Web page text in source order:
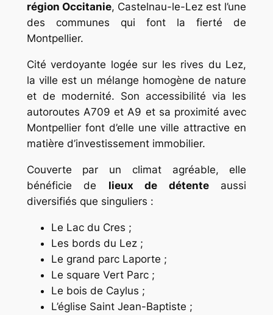
région Occitanie, Castelnau-le-Lez est l’une
des communes qui font la fierté de
Montpellier.
Cité verdoyante logée sur les rives du Lez,
la ville est un mélange homogène de nature
et de modernité. Son accessibilité via les
autoroutes A709 et A9 et sa proximité avec
Montpellier font d’elle une ville attractive en
matière d’investissement immobilier.
Couverte par un climat agréable, elle
bénéficie de lieux de détenteaussi
diversifiés que singuliers :
Le Lac du Cres ;
Les bords du Lez ;
Le grand parc Laporte ;
Le square Vert Parc ;
Le bois de Caylus ;
L’église Saint Jean-Baptiste ;